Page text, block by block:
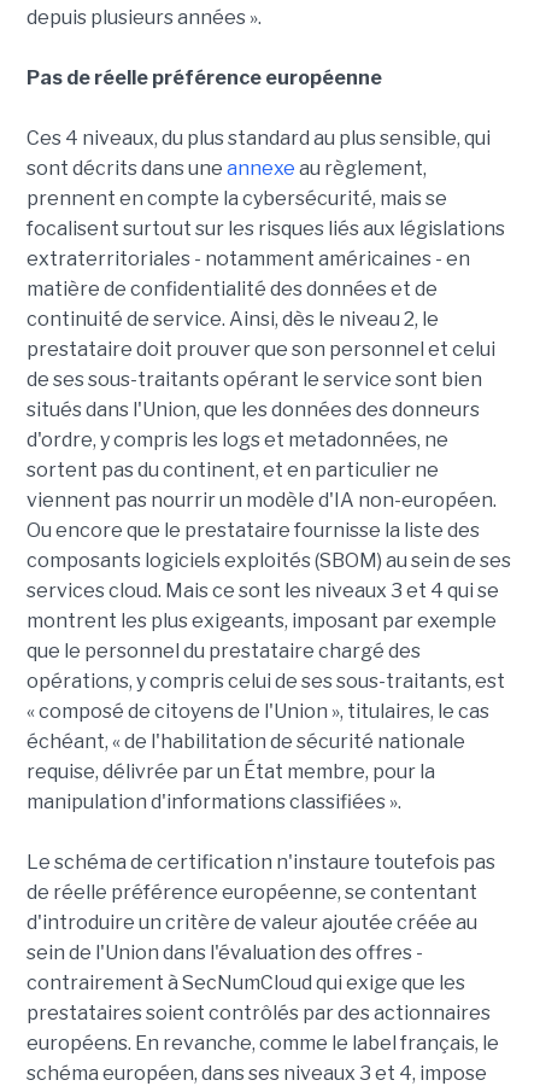
depuis plusieurs années ».
Pas de réelle préférence européenne
Ces 4 niveaux, du plus standard au plus sensible, qui
sont décrits dans une annexe au règlement,
prennent en compte la cybersécurité, mais se
focalisent surtout sur les risques liés aux législations
extraterritoriales - notamment américaines - en
matière de confidentialité des données et de
continuité de service. Ainsi, dès le niveau 2, le
prestataire doit prouver que son personnel et celui
de ses sous-traitants opérant le service sont bien
situés dans l'Union, que les données des donneurs
d'ordre, y compris les logs et metadonnées, ne
sortent pas du continent, et en particulier ne
viennent pas nourrir un modèle d'IA non-européen.
Ou encore que le prestataire fournisse la liste des
composants logiciels exploités (SBOM) au sein de ses
services cloud. Mais ce sont les niveaux 3 et 4 qui se
montrent les plus exigeants, imposant par exemple
que le personnel du prestataire chargé des
opérations, y compris celui de ses sous-traitants, est
« composé de citoyens de l'Union », titulaires, le cas
échéant, « de l'habilitation de sécurité nationale
requise, délivrée par un État membre, pour la
manipulation d'informations classifiées ».
Le schéma de certification n'instaure toutefois pas
de réelle préférence européenne, se contentant
d'introduire un critère de valeur ajoutée créée au
sein de l'Union dans l'évaluation des offres -
contrairement à SecNumCloud qui exige que les
prestataires soient contrôlés par des actionnaires
européens. En revanche, comme le label français, le
schéma européen, dans ses niveaux 3 et 4, impose